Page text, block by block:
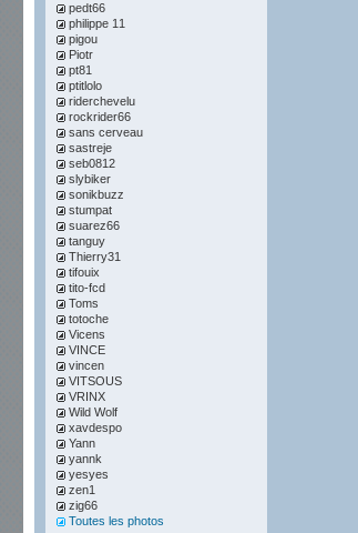
pedt66
philippe 11
pigou
Piotr
pt81
ptitlolo
riderchevelu
rockrider66
sans cerveau
sastreje
seb0812
slybiker
sonikbuzz
stumpat
suarez66
tanguy
Thierry31
tifouix
tito-fcd
Toms
totoche
Vicens
VINCE
vincen
VITSOUS
VRINX
Wild Wolf
xavdespo
Yann
yannk
yesyes
zen1
zig66
Toutes les photos